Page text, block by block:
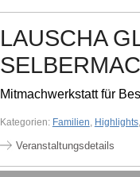
LAUSCHA
Mitmachwerkstatt für
Kategorien: Familien, Highlights,
Veranstaltungsdetails